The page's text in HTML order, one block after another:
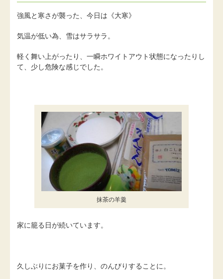
強風と寒さが襲った、今日は《大寒》
気温が低い為、雪はサラサラ。
軽く舞い上がったり、一瞬ホワイトアウト状態になったりし
て、少し危険な感じでした。
抹茶の羊羹
家に籠る日が続いています。
久しぶりにお菓子を作り、のんびりすることに。